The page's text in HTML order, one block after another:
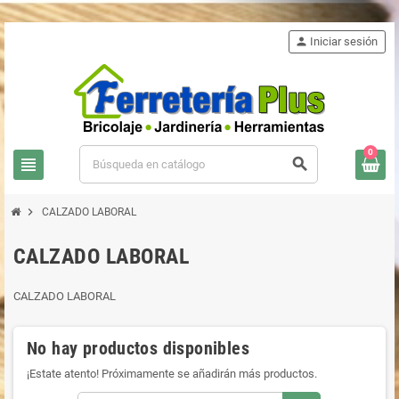
view_headline search
person Iniciar sesión
0
chevron_right CALZADO LABORAL
CALZADO LABORAL
CALZADO LABORAL
No hay productos disponibles
¡Estate atento! Próximamente se añadirán más productos.